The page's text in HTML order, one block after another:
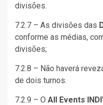
divisões.
7.2.7 – As divisões das
conforme as médias,
divisões;
7.2.8 – Não haverá
de dois turnos.
7.2.9 – O All Events